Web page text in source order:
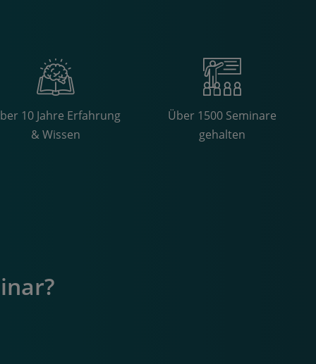
10 Jahre Erfahrung
& Wissen
Über 1500 Seminare
gehalten